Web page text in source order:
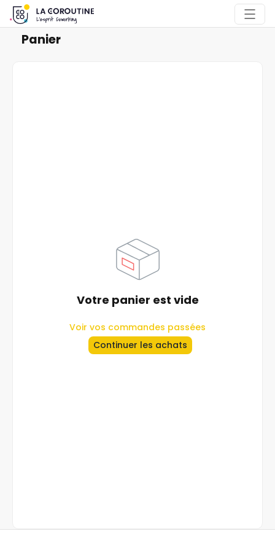
Panier
Votre panier est vide
Voir vos commandes passées
Continuer les achats